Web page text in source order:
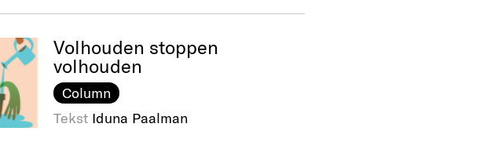
Volhouden stoppen
volhouden
Column
TekstIduna Paalman